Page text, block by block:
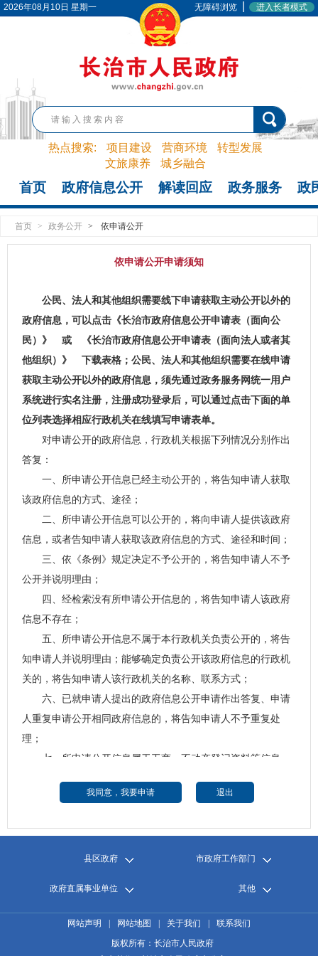
2026年08月10日 星期一 无障碍浏览 进入长者模式
热点搜索: 项目建设 营商环境
转型发展
文旅康养
城乡融合
首页 政府信息公开 解读回应 政务服务 政
首页 > 政务公开 > 依申请公开
依申请公开申请须知
公民、法人和其他组织需要线下申请获取主动公开以外的
政府信息，可以点击 《长治市政府信息公开申请表（面向公
民）》
或
《长治市政府信息公开申请表（面向法人或者其
他组织）》
下载表格；公民、法人和其他组织需要在线申请
获取主动公开以外的政府信息，须先通过政务服务网统一用户
系统进行实名注册，注册成功登录后，可以通过点击下面的单
位列表选择相应行政机关在线填写申请表单。
对申请公开的政府信息，行政机关根据下列情况分别作出
答复：
一、所申请公开信息已经主动公开的，将告知申请人获取
该政府信息的方式、途径；
二、所申请公开信息可以公开的，将向申请人提供该政府
信息，或者告知申请人获取该政府信息的方式、途径和时间；
三、依《条例》规定决定不予公开的，将告知申请人不予
公开并说明理由；
四、经检索没有所申请公开信息的，将告知申请人该政府
信息不存在；
五、所申请公开信息不属于本行政机关负责公开的，将告
知申请人并说明理由；能够确定负责公开该政府信息的行政机
关的，将告知申请人该行政机关的名称、联系方式；
六、已就申请人提出的政府信息公开申请作出答复、申请
人重复申请公开相同政府信息的，将告知申请人不予重复处
理；
七、所申请公开信息属于工商、不动产登记资料等信息，
人依照有关法律、行政法规的规定办理。
指导和释明，并自收到申请之日起7个工作日内一次性告知申
请人作出补正，说明需要补正的事项和合理的补正期限。答复
息公开申请。
九、行政机关不能当场答复的，应当自收到申请之日起20
县区政府 市政府工作部门
政府直属事业单位 其他
网站声明 网站地图 关于我们
联系我们
版权所有：长治市人民政府